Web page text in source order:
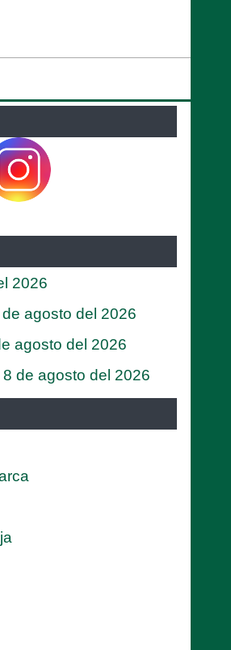
2026
agosto del 2026
agosto del 2026
de agosto del 2026